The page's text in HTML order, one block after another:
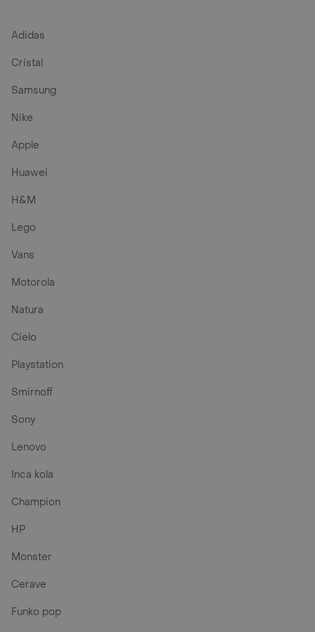
Adidas
Cristal
Samsung
Nike
Apple
Huawei
H&M
Lego
Vans
Motorola
Natura
Cielo
Playstation
Smirnoff
Sony
Lenovo
Inca kola
Champion
HP
Monster
Cerave
Funko pop